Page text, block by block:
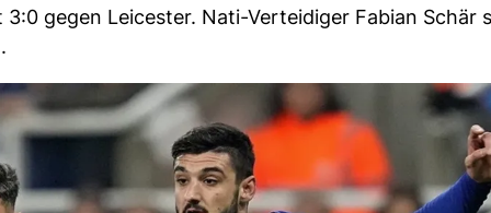
gegen Leicester. Nati-Verteidiger Fabian Schär